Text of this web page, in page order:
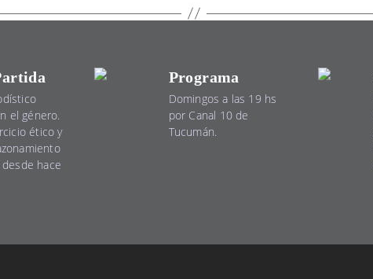
el género.
ético y
hace
Programa
Domingos a las 19 hs
por Canal 10 de
Tucumán.